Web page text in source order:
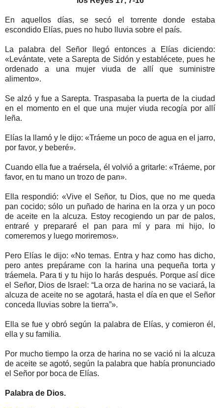
En aquellos días, se secó el torrente donde estaba
escondido Elías, pues no hubo lluvia sobre el país.
La palabra del Señor llegó entonces a Elías diciendo:
«Levántate, vete a Sarepta de Sidón y establécete, pues he
ordenado a una mujer viuda de allí que suministre
alimento».
Se alzó y fue a Sarepta. Traspasaba la puerta de la ciudad
en el momento en el que una mujer viuda recogía por allí
leña.
Elías la llamó y le dijo: «Tráeme un poco de agua en el jarro,
por favor, y beberé».
Cuando ella fue a traérsela, él volvió a gritarle: «Tráeme, por
favor, en tu mano un trozo de pan».
Ella respondió: «Vive el Señor, tu Dios, que no me queda
pan cocido; sólo un puñado de harina en la orza y un poco
de aceite en la alcuza. Estoy recogiendo un par de palos,
entraré y prepararé el pan para mí y para mi hijo, lo
comeremos y luego moriremos».
Pero Elías le dijo: «No temas. Entra y haz como has dicho,
pero antes prepárame con la harina una pequeña torta y
tráemela. Para ti y tu hijo lo harás después. Porque así dice
el Señor, Dios de Israel: “La orza de harina no se vaciará, la
alcuza de aceite no se agotará, hasta el día en que el Señor
conceda lluvias sobre la tierra”».
Ella se fue y obró según la palabra de Elías, y comieron él,
ella y su familia.
Por mucho tiempo la orza de harina no se vació ni la alcuza
de aceite se agotó, según la palabra que había pronunciado
el Señor por boca de Elías.
Palabra de Dios.